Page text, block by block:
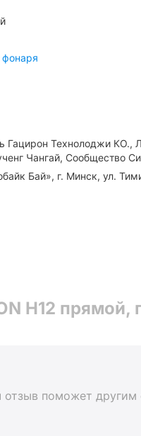
фонаря
Гацирон Технолоджи КО.,
Чангай, Сообщество
Бай», г. Минск, ул.
H12
поможет другим